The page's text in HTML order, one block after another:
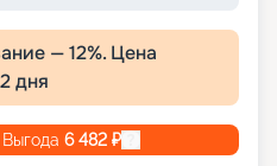
—12%. Цена
дня
6 482 ₽